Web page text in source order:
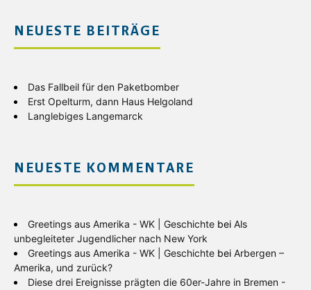
NEUESTE BEITRÄGE
Das Fallbeil für den Paketbomber
Erst Opelturm, dann Haus Helgoland
Langlebiges Langemarck
NEUESTE KOMMENTARE
Greetings aus Amerika - WK | Geschichte bei Als
unbegleiteter Jugendlicher nach New York
Greetings aus Amerika - WK | Geschichte bei Arbergen –
Amerika, und zurück?
Diese drei Ereignisse prägten die 60er-Jahre in Bremen -